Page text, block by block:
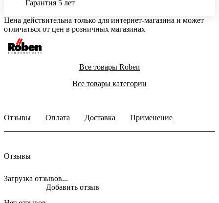
Гарантия 5 лет
Цена действительна только для интернет-магазина и может
отличаться от цен в розничных магазинах
Все товары Roben
Все товары категории
Отзывы Оплата Доставка Применение
Отзывы
Загрузка отзывов...
Добавить отзыв